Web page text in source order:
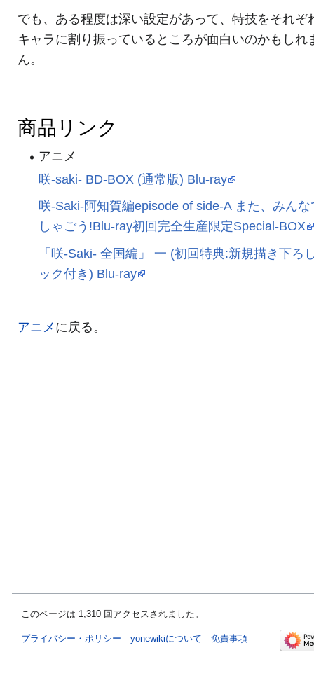
でも、ある程度は深い設定があって、特技をそれぞ
キャラに割り振っているところが面白いのかもしれ
ん。
商品リンク
アニメ
咲-saki- BD-BOX (通常版) Blu-ray
咲-Saki-阿知賀編episode of side-A また、みんな
しゃごう!Blu-ray初回完全生産限定Special-BOX
「咲-Saki- 全国編」 一 (初回特典:新規描き下ろ
ック付き) Blu-ray
アニメに戻る。
このページは 1,310 回アクセスされました。
プライバシー・ポリシー yonewikiについて 免責事項